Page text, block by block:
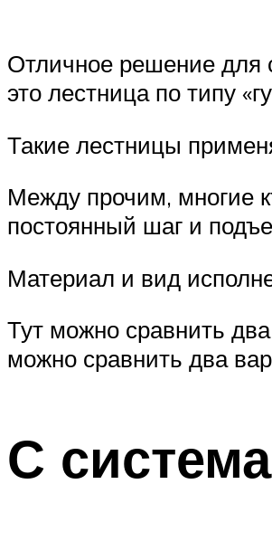
Отличное решение для
это лестница по типу
Такие лестницы
Между прочим, многие
постоянный шаг и
Материал и вид
Тут можно сравнить
можно сравнить два
С